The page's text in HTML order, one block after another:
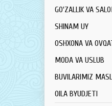
GO'ZALLIK VA
SHINAM UY
OSHXONA VA
MODA VA USLUB
BUVILARIMIZ
OILA BYUDJETI